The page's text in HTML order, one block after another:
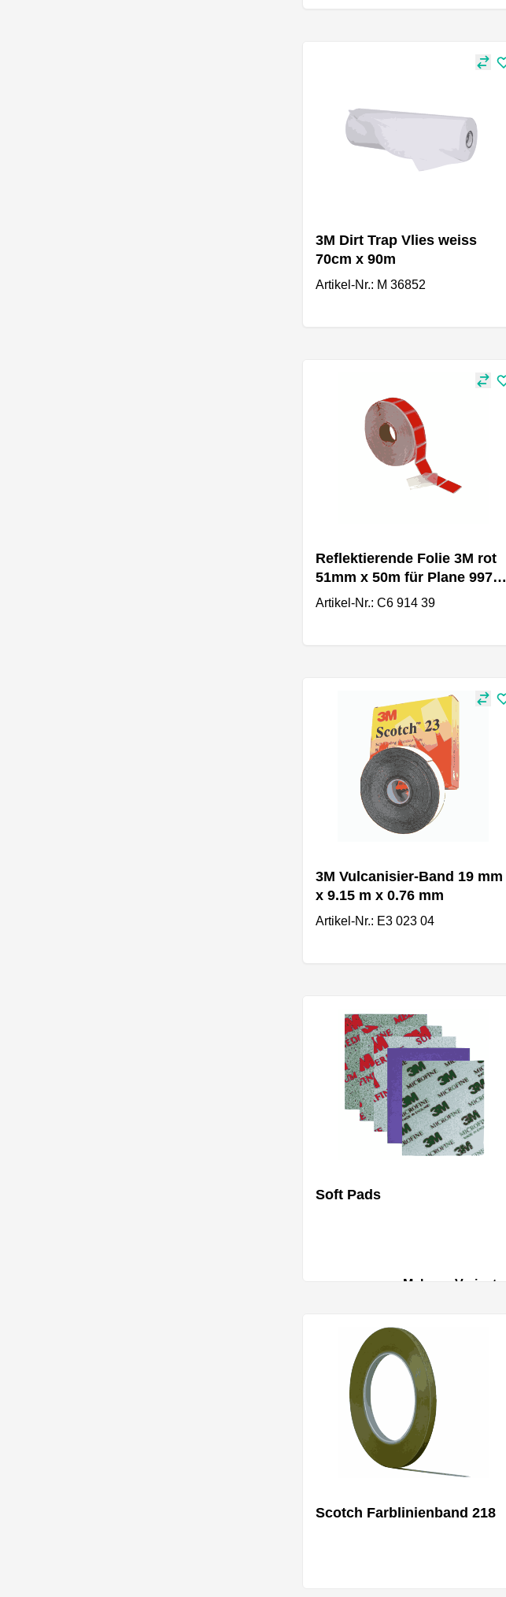
3M Dirt Trap Vlies weiss
70cm x 90m
Artikel-Nr.: M 36852
Reflektierende Folie 3M rot
51mm x 50m für Plane 997-
72 S
Artikel-Nr.: C6 914 39
3M Vulcanisier-Band 19 mm
x 9.15 m x 0.76 mm
Artikel-Nr.: E3 023 04
Soft Pads
Mehrere Varianten
Scotch Farblinienband 218